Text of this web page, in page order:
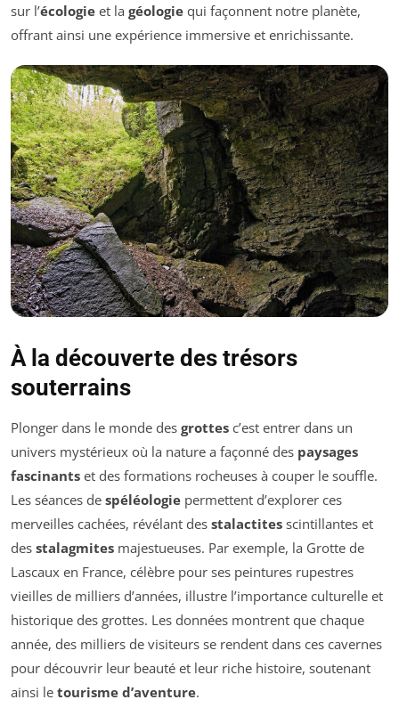
sur l’écologie et la géologie qui façonnent notre planète,
offrant ainsi une expérience immersive et enrichissante.
À la découverte des trésors
souterrains
Plonger dans le monde des grottes c’est entrer dans un
univers mystérieux où la nature a façonné des paysages
fascinants et des formations rocheuses à couper le souffle.
Les séances de spéléologie permettent d’explorer ces
merveilles cachées, révélant des stalactites scintillantes et
des stalagmites majestueuses. Par exemple, la Grotte de
Lascaux en France, célèbre pour ses peintures rupestres
vieilles de milliers d’années, illustre l’importance culturelle et
historique des grottes. Les données montrent que chaque
année, des milliers de visiteurs se rendent dans ces cavernes
pour découvrir leur beauté et leur riche histoire, soutenant
ainsi le tourisme d’aventure.